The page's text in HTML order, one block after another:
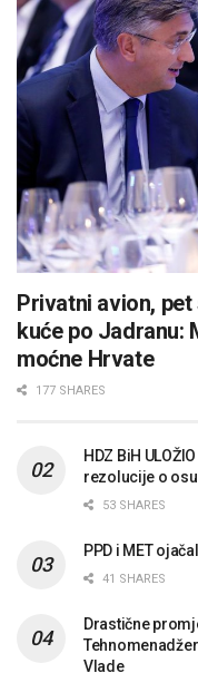
Privatni avion,
kuće po Jadranu:
moćne Hrvate
177 SHARES
HDZ BiH
rezolucije o
53 SHARES
PPD i MET
41 SHARES
Drastične
Vlade